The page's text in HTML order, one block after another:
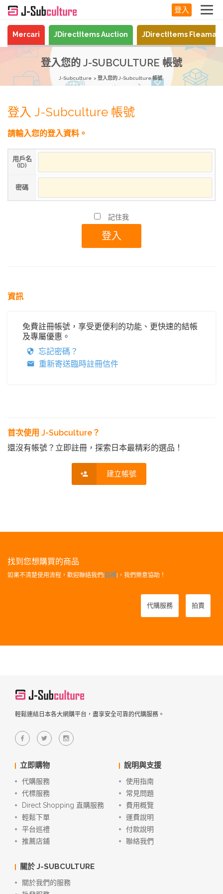
登入
Mercari JDirectItems Auction JDirectItems
登入您的 J-SUBCULTURE 帳號
J-Subculture 登入您的 J-Subculture 帳號
登入 J-Subculture 帳號
請輸入您的登入資料。
用戶名
(ID)
密碼
記住我
資訊
免費註冊帳號，享受更便利的功能、更快速的結帳
及專屬優惠。
忘記密碼？
重新寄送臨時註冊信件
首次使用 J-Subculture？
還沒有帳號？立即註冊，探索日本最精彩的選品！
建立帳號
找到您想購買的商品
如果不清楚使用流程，歡迎聯絡我們[這裡]，我們樂意協助！
代購服務 拍賣
輕鬆連結日本各大網購平台，盡享安全可靠的代購服務。
立即購物
代購服務
代標服務
Direct Shopping 直購服務
輕鬆下單
平台巡禮
推薦店鋪
說明與支援
使用指南
常見問題
費用概覽
運費說明
付款說明
聯絡我們
關於 J-SUBCULTURE
關於我們的服務